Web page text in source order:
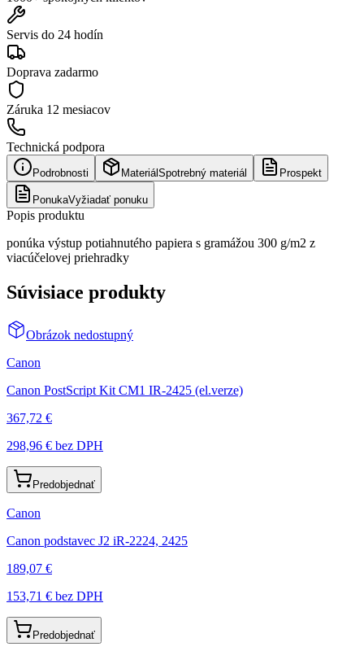
Servis do 24 hodín
Doprava zadarmo
Záruka 12 mesiacov
Technická podpora
Podrobnosti Materiál Spotrebný materiál Prospekt
PonukaVyžiadať ponuku
Popis produktu
ponúka výstup potiahnutého papiera s gramážou 300 g/m2 z
viacúčelovej priehradky
Súvisiace produkty
Obrázok nedostupný
Canon
Canon PostScript Kit CM1 IR-2425 (el.verze)
367,72 €
298,96 € bez DPH
Predobjednať
Canon
Canon podstavec J2 iR-2224, 2425
189,07 €
153,71 € bez DPH
Predobjednať